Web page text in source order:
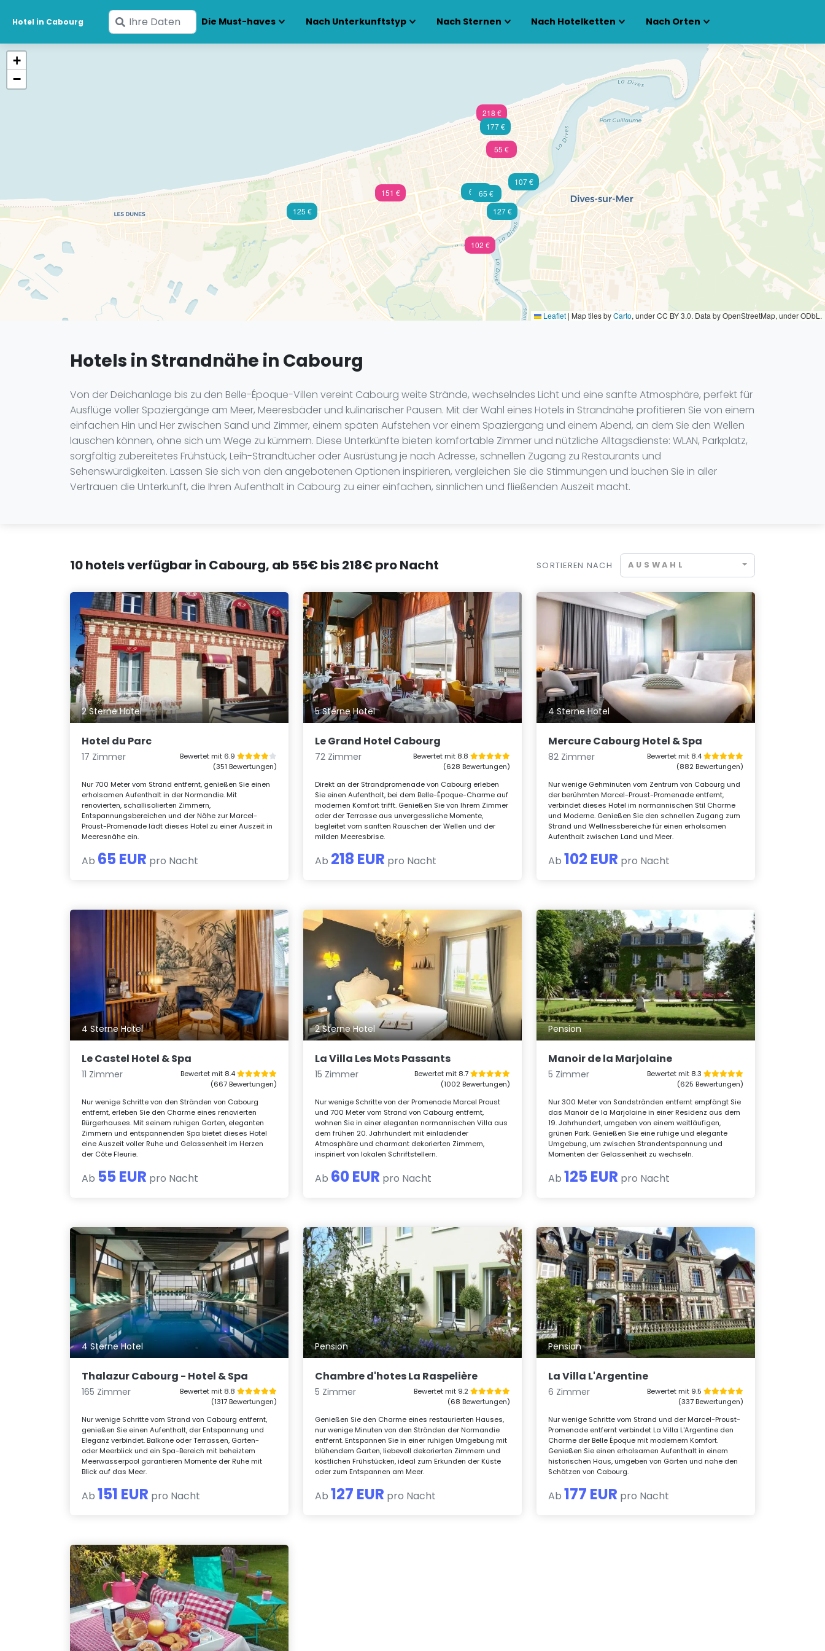
Hotel in Cabourg
Geben
Sie
Die Must-haves Nach Unterkunftstyp Nach Sternen Nach Hotelketten Nach Orten
218 €
102 €
55 €
151 € 65 €
60 €
125 €
127 €
177 €
107 €
+
−
Leaflet | Map tiles byCarto, under CC BY 3.0. Data by OpenStreetMap, under ODbL.
Hotels in Strandnähe in Cabourg
Von der Deichanlage bis zu den Belle-Époque-Villen vereint Cabourg weite Strände, wechselndes Licht und eine sanfte Atmosphäre, perfekt für
Ausflüge voller Spaziergänge am Meer, Meeresbäder und kulinarischer Pausen. Mit der Wahl eines Hotels in Strandnähe profitieren Sie von einem
einfachen Hin und Her zwischen Sand und Zimmer, einem späten Aufstehen vor einem Spaziergang und einem Abend, an dem Sie den Wellen
lauschen können, ohne sich um Wege zu kümmern. Diese Unterkünfte bieten komfortable Zimmer und nützliche Alltagsdienste: WLAN, Parkplatz,
sorgfältig zubereitetes Frühstück, Leih-Strandtücher oder Ausrüstung je nach Adresse, schnellen Zugang zu Restaurants und
Sehenswürdigkeiten. Lassen Sie sich von den angebotenen Optionen inspirieren, vergleichen Sie die Stimmungen und buchen Sie in aller
Vertrauen die Unterkunft, die Ihren Aufenthalt in Cabourg zu einer einfachen, sinnlichen und fließenden Auszeit macht.
10 hotels verfügbar in Cabourg, ab 55€ bis 218€ pro Nacht SORTIEREN NACH AUSWAHL
2 Sterne Hotel
Hotel du Parc
17 Zimmer
Bewertet mit 6.9
(351 Bewertungen)
Nur 700 Meter vom Strand entfernt, genießen Sie einen
erholsamen Aufenthalt in der Normandie. Mit
renovierten, schallisolierten Zimmern,
Entspannungsbereichen und der Nähe zur Marcel-
Proust-Promenade lädt dieses Hotel zu einer Auszeit in
Meeresnähe ein.
Ab 65 EUR pro Nacht
5 Sterne Hotel
Le Grand Hotel Cabourg
72 Zimmer
Bewertet mit 8.8
(628 Bewertungen)
Direkt an der Strandpromenade von Cabourg erleben
Sie einen Aufenthalt, bei dem Belle-Époque-Charme auf
modernen Komfort trifft. Genießen Sie von Ihrem Zimmer
oder der Terrasse aus unvergessliche Momente,
begleitet vom sanften Rauschen der Wellen und der
milden Meeresbrise.
Ab 218 EUR pro Nacht
4 Sterne Hotel
Mercure Cabourg Hotel & Spa
82 Zimmer
Bewertet mit 8.4
(882 Bewertungen)
Nur wenige Gehminuten vom Zentrum von Cabourg und
der berühmten Marcel-Proust-Promenade entfernt,
verbindet dieses Hotel im normannischen Stil Charme
und Moderne. Genießen Sie den schnellen Zugang zum
Strand und Wellnessbereiche für einen erholsamen
Aufenthalt zwischen Land und Meer.
Ab 102 EUR pro Nacht
4 Sterne Hotel
Le Castel Hotel & Spa
11 Zimmer
Bewertet mit 8.4
(667 Bewertungen)
Nur wenige Schritte von den Stränden von Cabourg
entfernt, erleben Sie den Charme eines renovierten
Bürgerhauses. Mit seinem ruhigen Garten, eleganten
Zimmern und entspannenden Spa bietet dieses Hotel
eine Auszeit voller Ruhe und Gelassenheit im Herzen
der Côte Fleurie.
Ab 55 EUR pro Nacht
2 Sterne Hotel
La Villa Les Mots Passants
15 Zimmer
Bewertet mit 8.7
(1002 Bewertungen)
Nur wenige Schritte von der Promenade Marcel Proust
und 700 Meter vom Strand von Cabourg entfernt,
wohnen Sie in einer eleganten normannischen Villa aus
dem frühen 20. Jahrhundert mit einladender
Atmosphäre und charmant dekorierten Zimmern,
inspiriert von lokalen Schriftstellern.
Ab 60 EUR pro Nacht
Pension
Manoir de la Marjolaine
5 Zimmer
Bewertet mit 8.3
(625 Bewertungen)
Nur 300 Meter von Sandstränden entfernt empfängt Sie
das Manoir de la Marjolaine in einer Residenz aus dem
19. Jahrhundert, umgeben von einem weitläufigen,
grünen Park. Genießen Sie eine ruhige und elegante
Umgebung, um zwischen Strandentspannung und
Momenten der Gelassenheit zu wechseln.
Ab125 EUR pro Nacht
4 Sterne Hotel
Thalazur Cabourg - Hotel & Spa
165 Zimmer
Bewertet mit 8.8
(1317 Bewertungen)
Nur wenige Schritte vom Strand von Cabourg entfernt,
genießen Sie einen Aufenthalt, der Entspannung und
Eleganz verbindet. Balkone oder Terrassen, Garten-
oder Meerblick und ein Spa-Bereich mit beheiztem
Meerwasserpool garantieren Momente der Ruhe mit
Blick auf das Meer.
Ab151 EUR pro Nacht
Pension
Chambre d'hotes La Raspelière
5 Zimmer
Bewertet mit 9.2
(68 Bewertungen)
Genießen Sie den Charme eines restaurierten Hauses,
nur wenige Minuten von den Stränden der Normandie
entfernt. Entspannen Sie in einer ruhigen Umgebung mit
blühendem Garten, liebevoll dekorierten Zimmern und
köstlichen Frühstücken, ideal zum Erkunden der Küste
oder zum Entspannen am Meer.
Ab127 EUR pro Nacht
Pension
La Villa L'Argentine
6 Zimmer
Bewertet mit 9.5
(337 Bewertungen)
Nur wenige Schritte vom Strand und der Marcel-Proust-
Promenade entfernt verbindet La Villa L'Argentine den
Charme der Belle Époque mit modernem Komfort.
Genießen Sie einen erholsamen Aufenthalt in einem
historischen Haus, umgeben von Gärten und nahe den
Schätzen von Cabourg.
Ab177 EUR pro Nacht